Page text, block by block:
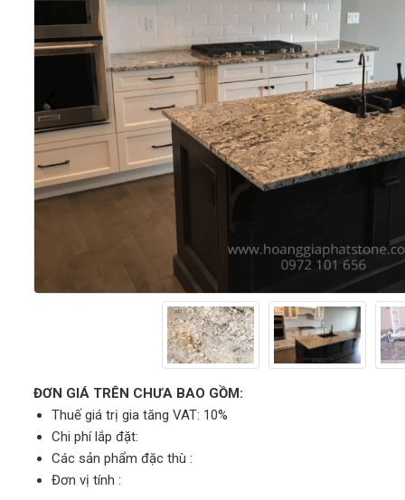
ĐƠN GIÁ TRÊN CHƯA BAO GỒM:
Thuế giá trị gia tăng VAT: 10%
Chi phí lắp đặt:
Các sản phẩm đặc thù :
Đơn vị tính :